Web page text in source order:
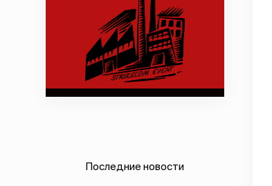
Последние новости